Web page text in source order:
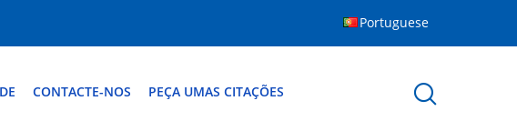
Portuguese
CONTACTE-NOS PEÇA UMAS CITAÇÕES